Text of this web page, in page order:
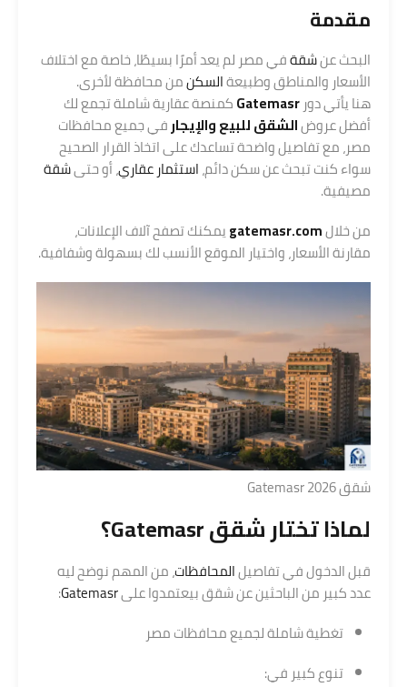
مقدمة
البحث عنشقةفي مصر لم يعد أمرًا بسيطًا، خاصة مع اختلاف
الأسعار والمناطق وطبيعةالسكنمن محافظة لأخرى.
هنا يأتي دور Gatemasrكمنصة عقارية شاملة تجمع لك
أفضل عروضالشقق للبيع والإيجارفي جميع محافظات
مصر، مع تفاصيل واضحة تساعدك على اتخاذ القرار الصحيح
سواء كنت تبحث عن سكن دائم،استثمار عقاري، أو حتىشقة
مصيفية.
من خلالgatemasr.comيمكنك تصفح آلاف الإعلانات،
مقارنة الأسعار، واختيار الموقع الأنسب لك بسهولة وشفافية.
شقق Gatemasr 2026
لماذا تختار شققGatemasr؟
قبل الدخول في تفاصيلالمحافظات، من المهم نوضح ليه
عدد كبير من الباحثين عن شقق بيعتمدوا علىGatemasr
:
تغطية شاملة لجميع محافظات مصر
تنوع كبير في: